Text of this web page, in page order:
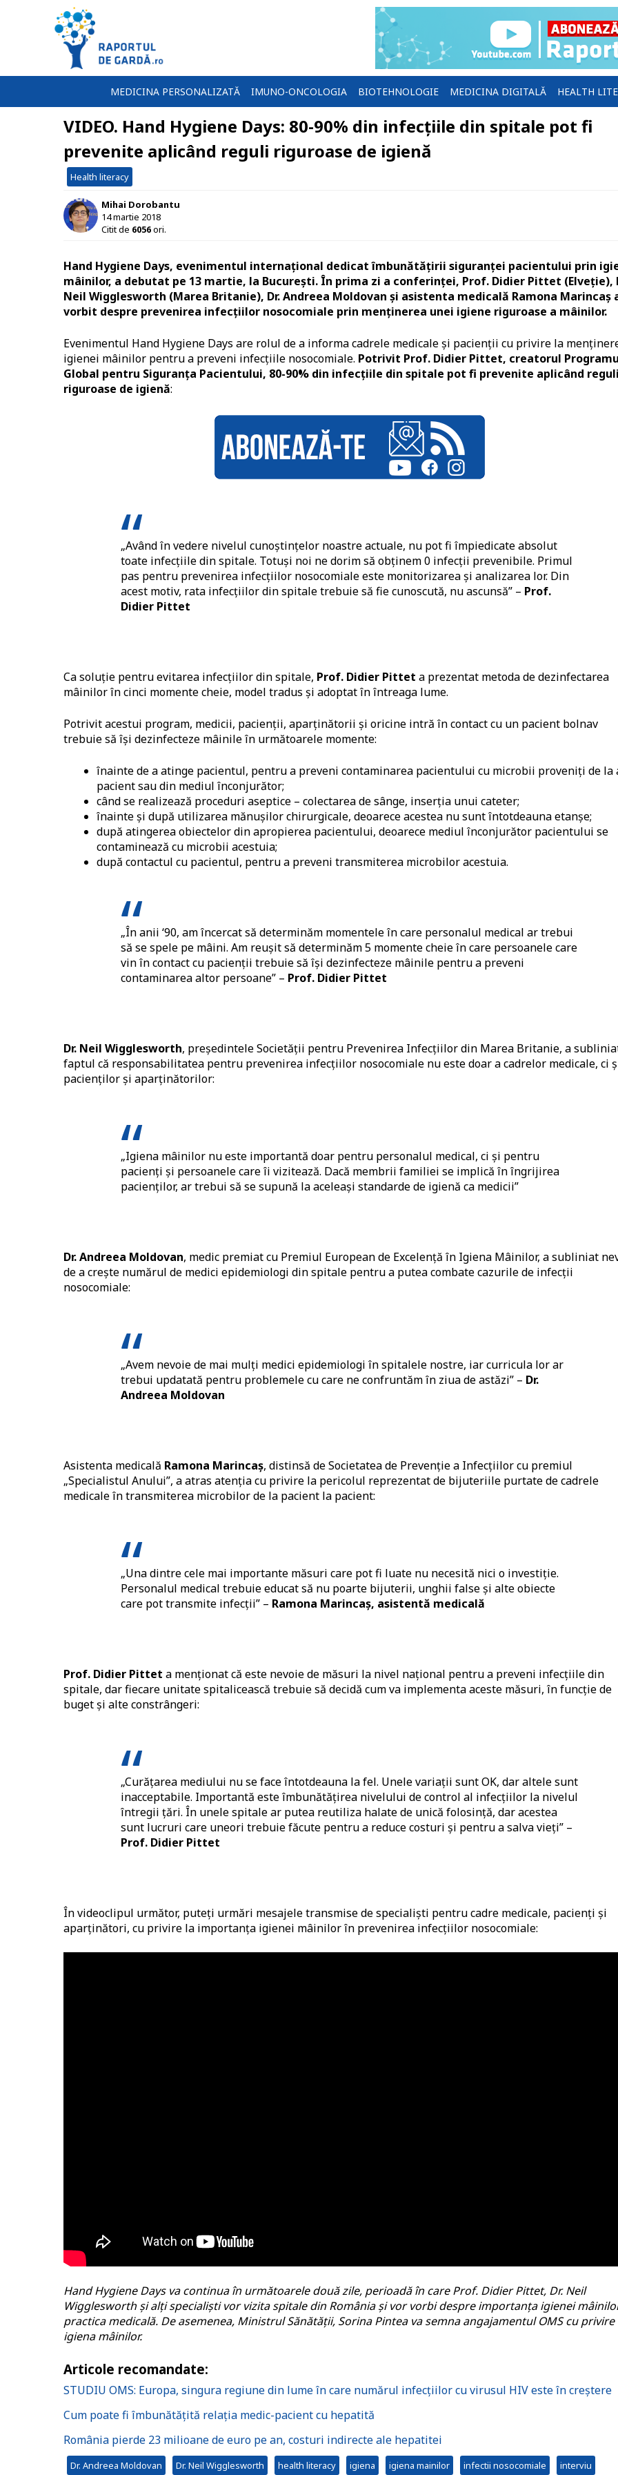
MEDICINA PERSONALIZATĂ IMUNO-ONCOLOGIA BIOTEHNOLOGIE MEDICINA DIGITALĂ HEALTH
VIDEO. Hand Hygiene Days: 80-90% din infecțiile din spitale pot fi
prevenite aplicând reguli riguroase de igienă
Health literacy
Mihai Dorobantu
14 martie 2018
Citit de 6056ori.
Hand Hygiene Days, evenimentul internațional dedicat îmbunătățirii siguranței pacientului prin
mâinilor, a debutat pe 13 martie, la București. În prima zi a conferinței, Prof. Didier Pittet (Elveție),
Neil Wigglesworth (Marea Britanie), Dr. Andreea Moldovan și asistenta medicală Ramona Marincaș
vorbit despre prevenirea infecțiilor nosocomiale prin menținerea unei igiene riguroase a mâinilor.
Evenimentul Hand Hygiene Days are rolul de a informa cadrele medicale și pacienții cu privire la
igienei mâinilor pentru a preveni infecțiile nosocomiale. Potrivit Prof. Didier Pittet, creatorul
Global pentru Siguranța Pacientului, 80-90% din infecțiile din spitale pot fi prevenite aplicând
riguroase de igienă:
„Având în vedere nivelul cunoștințelor noastre actuale, nu pot fi împiedicate absolut
toate infecțiile din spitale. Totuși noi ne dorim să obținem 0 infecții prevenibile. Primul
pas pentru prevenirea infecțiilor nosocomiale este monitorizarea și analizarea lor. Din
acest motiv, rata infecțiilor din spitale trebuie să fie cunoscută, nu ascunsă” – Prof.
Didier Pittet
Ca soluție pentru evitarea infecțiilor din spitale, Prof. Didier Pittet a prezentat metoda de dezinfectarea
mâinilor în cinci momente cheie, model tradus și adoptat în întreaga lume.
Potrivit acestui program, medicii, pacienții, aparținătorii și oricine intră în contact cu un pacient bolnav
trebuie să își dezinfecteze mâinile în următoarele momente:
înainte de a atinge pacientul, pentru a preveni contaminarea pacientului cu microbii proveniți de la
pacient sau din mediul înconjurător;
când se realizează proceduri aseptice – colectarea de sânge, inserția unui cateter;
înainte și după utilizarea mănușilor chirurgicale, deoarece acestea nu sunt întotdeauna etanșe;
după atingerea obiectelor din apropierea pacientului, deoarece mediul înconjurător pacientului se
contaminează cu microbii acestuia;
după contactul cu pacientul, pentru a preveni transmiterea microbilor acestuia.
„În anii ‘90, am încercat să determinăm momentele în care personalul medical ar trebui
să se spele pe mâini. Am reușit să determinăm 5 momente cheie în care persoanele care
vin în contact cu pacienții trebuie să își dezinfecteze mâinile pentru a preveni
contaminarea altor persoane” – Prof. Didier Pittet
Dr. Neil Wigglesworth, președintele Societății pentru Prevenirea Infecțiilor din Marea Britanie, a
faptul că responsabilitatea pentru prevenirea infecțiilor nosocomiale nu este doar a cadrelor medicale, ci
pacienților și aparținătorilor:
„Igiena mâinilor nu este importantă doar pentru personalul medical, ci și pentru
pacienți și persoanele care îi vizitează. Dacă membrii familiei se implică în îngrijirea
pacienților, ar trebui să se supună la aceleași standarde de igienă ca medicii”
Dr. Andreea Moldovan, medic premiat cu Premiul European de Excelență în Igiena Mâinilor, a subliniat
de a crește numărul de medici epidemiologi din spitale pentru a putea combate cazurile de infecții
nosocomiale:
„Avem nevoie de mai mulți medici epidemiologi în spitalele nostre, iar curricula lor ar
trebui updatată pentru problemele cu care ne confruntăm în ziua de astăzi” – Dr.
Andreea Moldovan
Asistenta medicală Ramona Marincaș, distinsă de Societatea de Prevenție a Infecțiilor cu premiul
„Specialistul Anului”, a atras atenția cu privire la pericolul reprezentat de bijuteriile purtate de cadrele
medicale în transmiterea microbilor de la pacient la pacient:
„Una dintre cele mai importante măsuri care pot fi luate nu necesită nici o investiție.
Personalul medical trebuie educat să nu poarte bijuterii, unghii false și alte obiecte
care pot transmite infecții” – Ramona Marincaș, asistentă medicală
Prof. Didier Pittet a menționat că este nevoie de măsuri la nivel național pentru a preveni infecțiile din
spitale, dar fiecare unitate spitalicească trebuie să decidă cum va implementa aceste măsuri, în funcție de
buget și alte constrângeri:
„Curățarea mediului nu se face întotdeauna la fel. Unele variații sunt OK, dar altele sunt
inacceptabile. Importantă este îmbunătățirea nivelului de control al infecțiilor la nivelul
întregii țări. În unele spitale ar putea reutiliza halate de unică folosință, dar acestea
sunt lucruri care uneori trebuie făcute pentru a reduce costuri și pentru a salva vieți” –
Prof. Didier Pittet
În videoclipul următor, puteți urmări mesajele transmise de specialiști pentru cadre medicale, pacienți și
aparținători, cu privire la importanța igienei mâinilor în prevenirea infecțiilor nosocomiale:
Hand Hygiene Days va continua în următoarele două zile, perioadă în care Prof. Didier Pittet, Dr. Neil
Wigglesworth și alți specialiști vor vizita spitale din România și vor vorbi despre importanța igienei
practica medicală. De asemenea, Ministrul Sănătății, Sorina Pintea va semna angajamentul OMS cu privire
igiena mâinilor.
Articole recomandate:
STUDIU OMS: Europa, singura regiune din lume în care numărul infecțiilor cu virusul HIV este în creștere
Cum poate fi îmbunătățită relația medic-pacient cu hepatită
România pierde 23 milioane de euro pe an, costuri indirecte ale hepatitei
Dr. Andreea Moldovan Dr. Neil Wigglesworth health literacy igiena igiena mainilor infectii nosocomiale interviu